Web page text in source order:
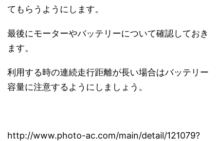
てもらうようにします。
最後にモーターやバッテリーについて確認しておき
ます。
利用する時の連続走行距離が長い場合はバッテリー
容量に注意するようにしましょう。
http://www.photo-ac.com/main/detail/121079?